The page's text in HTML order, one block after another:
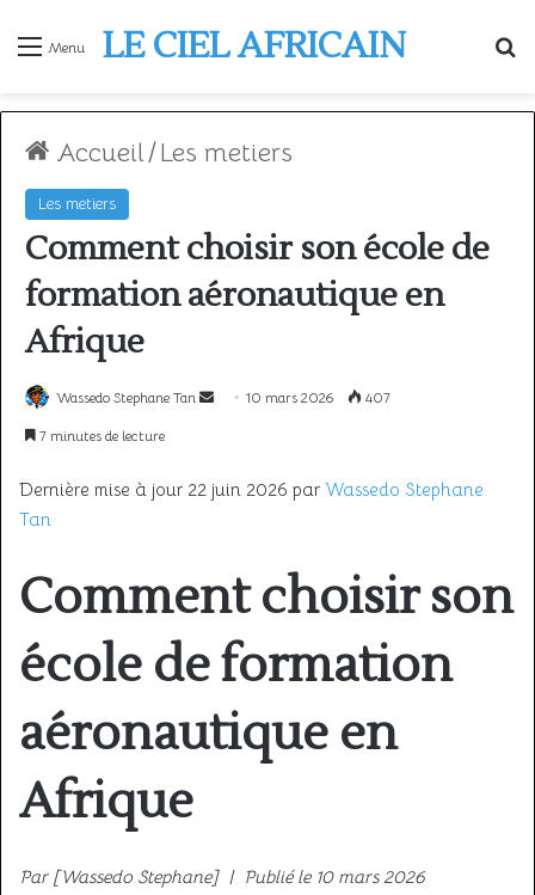
Menu LE CIEL AFRICAIN
Accueil/Les metiers
Les metiers
Comment choisir son école de
formation aéronautique en
Afrique
Wassedo Stephane Tan
Envoyer10 mars 2026 407
7 minutes de lecture
Dernière mise à jour 22 juin 2026 par Wassedo Stephane
Tan
Comment choisir son
école de formation
aéronautique en
Afrique
Par [Wassedo Stephane] | Publié le 10 mars 2026